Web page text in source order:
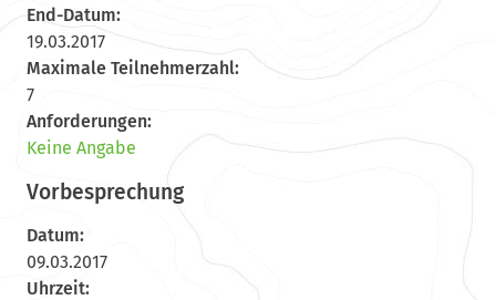
End-Datum:
19.03.2017
Maximale Teilnehmerzahl:
7
Anforderungen:
Keine Angabe
Vorbesprechung
Datum:
09.03.2017
Uhrzeit: